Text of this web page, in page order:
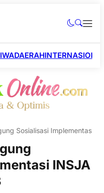
DAERAH
Sosialisasi Implementasi
INSJA